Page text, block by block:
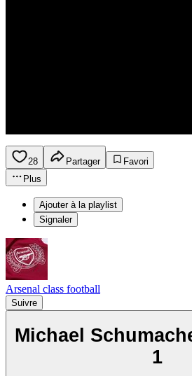
28 Partager
Favori
Plus
Ajouter à la playlist
Signaler
Arsenal class football
Suivre
Michael
1